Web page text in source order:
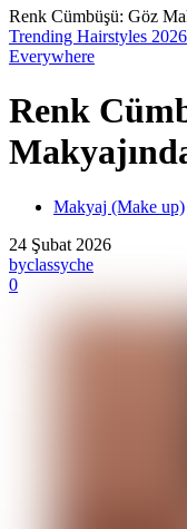
Renk Cümbüşü: Göz
Trending Hairstyles
Everywhere
Renk
Makyaj (Make up)
24 Şubat 2026
byclassyche
0